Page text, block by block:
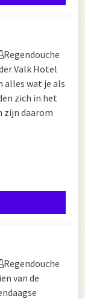
Regendouche
Valk Hotel
alles wat je als
zich in het
zijn daarom
Regendouche
van de